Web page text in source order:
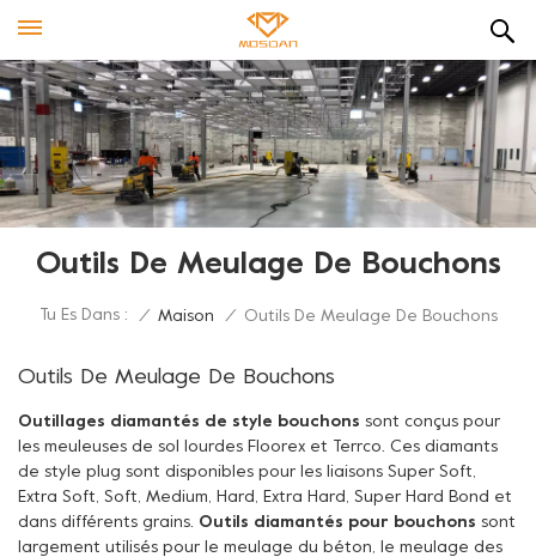
Outils De Meulage De Bouchons
Tu Es Dans : / Maison / Outils De Meulage De Bouchons
Outils De Meulage De Bouchons
Outillages diamantés de style bouchons sont conçus pour
les meuleuses de sol lourdes Floorex et Terrco. Ces diamants
de style plug sont disponibles pour les liaisons Super Soft,
Extra Soft, Soft, Medium, Hard, Extra Hard, Super Hard Bond et
dans différents grains. Outils diamantés pour bouchons sont
largement utilisés pour le meulage du béton, le meulage des